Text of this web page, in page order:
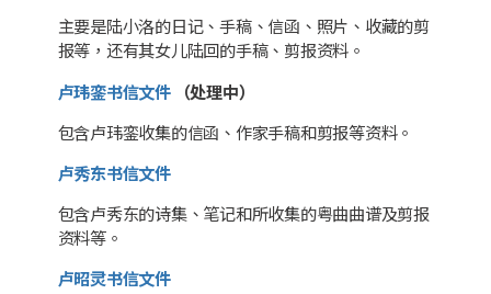
主要是陆小洛的日记、手稿、信函、照片、收藏的剪
报等，还有其女儿陆回的手稿、剪报资料。
卢玮銮书信文件（处理中）
包含卢玮銮收集的信函、作家手稿和剪报等资料。
卢秀东书信文件
包含卢秀东的诗集、笔记和所收集的粤曲曲谱及剪报
资料等。
卢昭灵书信文件